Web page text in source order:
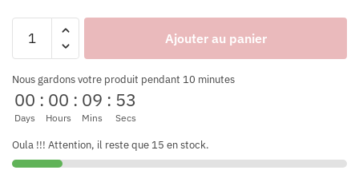
Ajouter au panier
Nous gardons votre produit pendant 10 minutes
00
Days
: 00
Hours
: 09
Mins
: 53
Secs
Oula !!! Attention, il reste que 15 en stock.